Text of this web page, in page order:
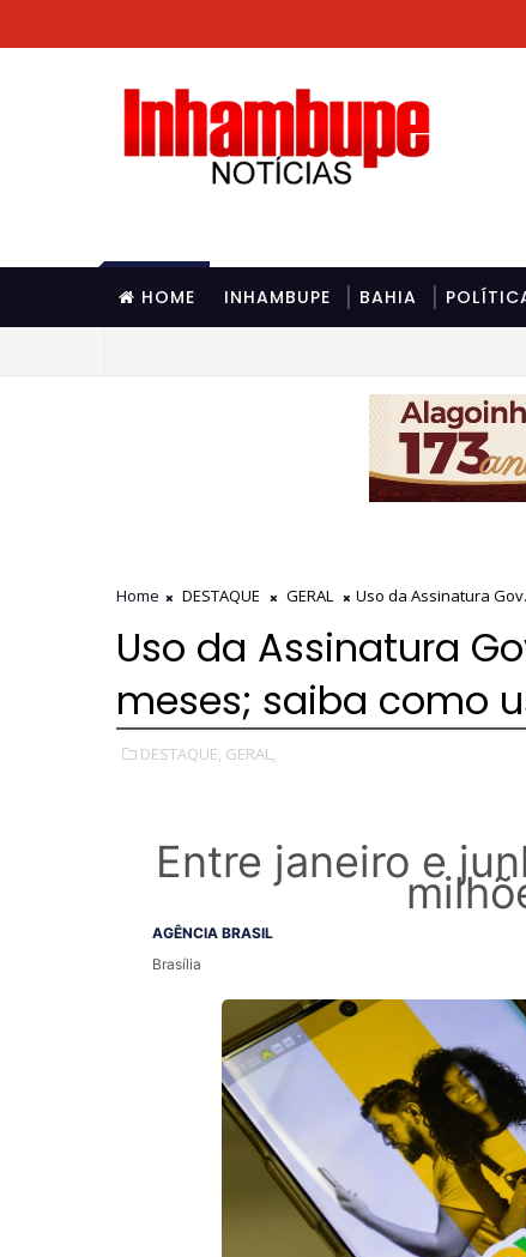
HOME INHAMBUPE BAHIA
Home DESTAQUE GERAL Uso da Assinatura
Uso da Assinatura
meses; saiba como
DESTAQUE, GERAL,
Entre janeiro e
AGÊNCIA BRASIL
Brasília